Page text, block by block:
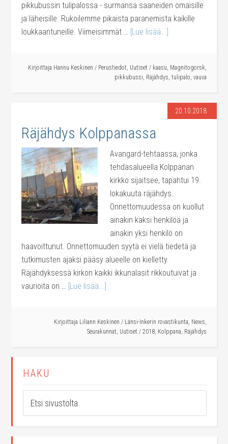
pikkubussin tulipalossa - surmansa saaneiden omaisille
ja läheisille. Rukoilemme pikaista paranemista kaikille
loukkaantuneille. Viimeisimmät … [Lue lisää...]
Kirjoittaja Hannu Keskinen / Perustiedot, Uutiset / kaasu, Magnitogorsk,
pikkubussi, Räjähdys, tulipalo, vauva
20.10.2018
Räjähdys Kolppanassa
Avangard-tehtaassa, jonka
tehdasalueella Kolppanan
kirkko sijaitsee, tapahtui 19.
lokakuuta räjähdys.
Onnettomuudessa on kuollut
ainakin kaksi henkilöä ja
ainakin yksi henkilö on
haavoittunut. Onnettomuuden syytä ei vielä tiedetä ja
tutkimusten ajaksi pääsy alueelle on kielletty.
Räjähdyksessä kirkon kaikki ikkunalasit rikkoutuivat ja
vaurioita on … [Lue lisää...]
Kirjoittaja Liliann Keskinen / Länsi-Inkerin rovastikunta, News,
Seurakunnat, Uutiset / 2018, Kolppana, Räjähdys
HAKU